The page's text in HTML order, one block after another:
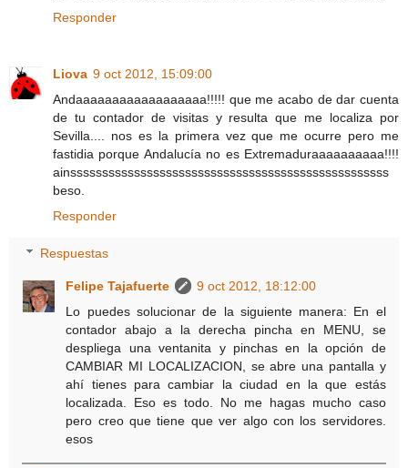
Responder
Liova 9 oct 2012, 15:09:00
Andaaaaaaaaaaaaaaaaaa!!!!! que me acabo de dar cuenta
de tu contador de visitas y resulta que me localiza por
Sevilla.... nos es la primera vez que me ocurre pero me
fastidia porque Andalucía no es Extremaduraaaaaaaaaa!!!!
ainssssssssssssssssssssssssssssssssssssssssssssssssss
beso.
Responder
Respuestas
Felipe Tajafuerte
9 oct 2012, 18:12:00
Lo puedes solucionar de la siguiente manera: En el
contador abajo a la derecha pincha en MENU, se
despliega una ventanita y pinchas en la opción de
CAMBIAR MI LOCALIZACION, se abre una pantalla y
ahí tienes para cambiar la ciudad en la que estás
localizada. Eso es todo. No me hagas mucho caso
pero creo que tiene que ver algo con los servidores.
esos